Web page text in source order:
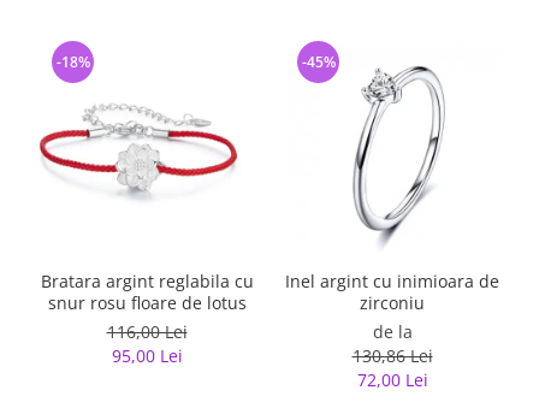
Bratara argint reglabila cu
snur rosu floare de lotus
116,00 Lei
95,00 Lei
-18%
Inel argint cu inimioara de
zirconiu
de la
130,86 Lei
72,00 Lei
-45%